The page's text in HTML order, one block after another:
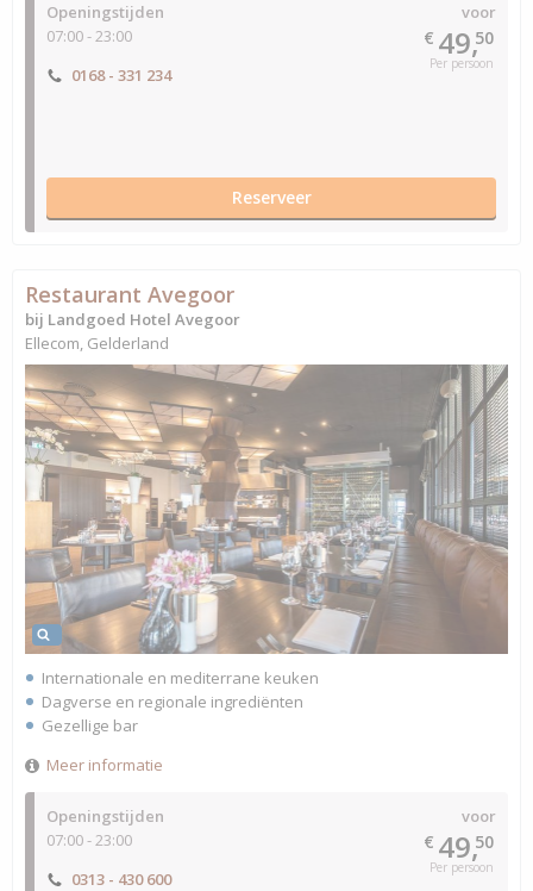
Openingstijden
07:00 - 23:00
voor
€ 49,50
Per persoon
0168 - 331 234
Reserveer
Openingstijden
07:00 - 23:00
voor
€ 49,50
Per persoon
0313 - 430 600
Restaurant Avegoor
bij Landgoed Hotel Avegoor
Ellecom, Gelderland
Internationale en mediterrane keuken
Dagverse en regionale ingrediënten
Gezellige bar
Meer informatie